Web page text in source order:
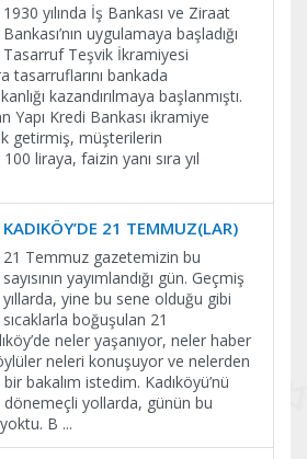
1930 yılında İş Bankası ve Ziraat
Bankası’nın uygulamaya başladığı
Tasarruf Teşvik İkramiyesi
tasarruflarını bankada
kazandırılmaya başlanmıştı.
Yapı Kredi Bankası ikramiye
getirmiş, müşterilerin
liraya, faizin yanı sıra yıl
KADIKÖY’DE 21 TEMMUZ(LAR)
21 Temmuz gazetemizin bu
sayısının yayımlandığı gün. Geçmiş
yıllarda, yine bu sene olduğu gibi
sıcaklarla boğuşulan 21
neler yaşanıyor, neler haber
neleri konuşuyor ve nelerden
bakalım istedim. Kadıköyü’nü
dönemeçli yollarda, günün bu
B ...